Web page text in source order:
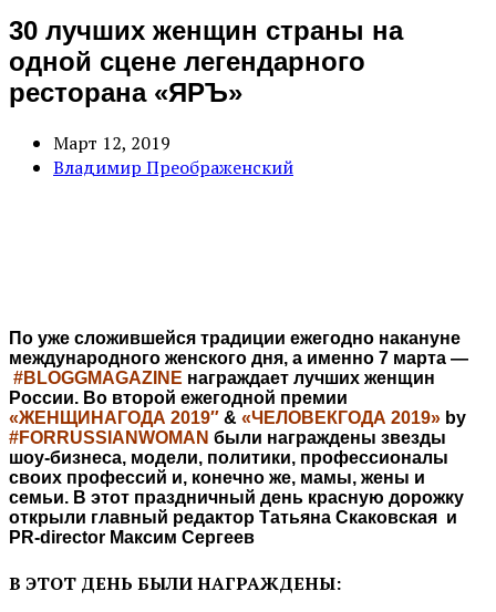
30 лучших женщин страны на
одной сцене легендарного
ресторана «ЯРЪ»
Март 12, 2019
Владимир Преображенский
По уже сложившейся традиции ежегодно накануне
международного женского дня, а именно 7 марта —
#BLOGGMAGAZINE награждает лучших женщин
России. Во второй ежегодной премии
«ЖЕНЩИНАГОДА 2019″ & «ЧЕЛОВЕКГОДА 2019» by
#FORRUSSIANWOMAN были награждены звезды
шоу-бизнеса, модели, политики, профессионалы
своих профессий и, конечно же, мамы, жены и
семьи. В этот праздничный день красную дорожку
открыли главный редактор Татьяна Скаковская и
PR-director Максим Сергеев
В ЭТОТ ДЕНЬ БЫЛИ НАГРАЖДЕНЫ: